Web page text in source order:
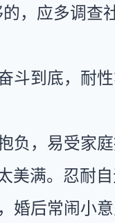
，应多调查
斗到底，耐
，易受家庭
美满。忍耐自
婚后常闹小